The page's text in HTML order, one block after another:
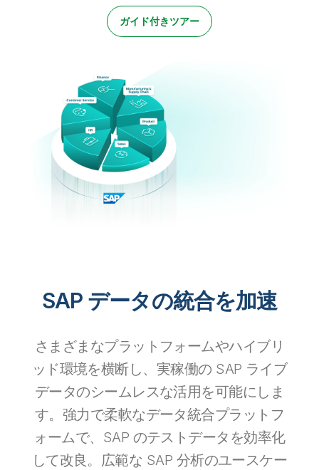
ガイド付きツアー
SAP データの統合を加速
さまざまなプラットフォームやハイブリ
ッド環境を横断し、実稼働の SAP ライブ
データのシームレスな活用を可能にしま
す。強力で柔軟なデータ統合プラットフ
ォームで、SAP のテストデータを効率化
して改良。広範な SAP 分析のユースケー